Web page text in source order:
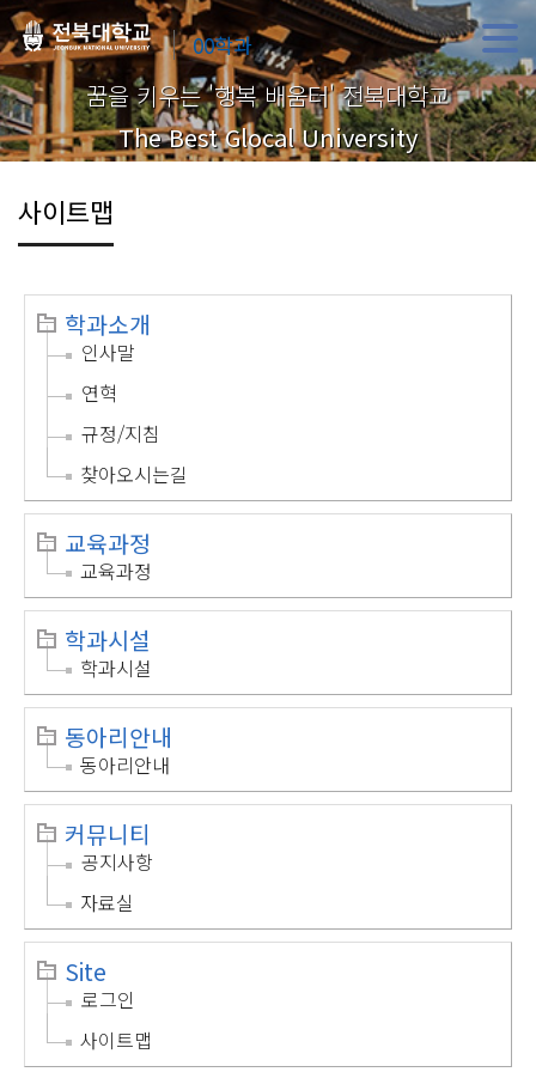
00학과
꿈을 키우는 '행복 배움터' 전북대학교
The Best Glocal University
사이트맵
학과소개
인사말
연혁
규정/지침
찾아오시는길
교육과정
교육과정
학과시설
학과시설
동아리안내
동아리안내
커뮤니티
공지사항
자료실
Site
로그인
사이트맵